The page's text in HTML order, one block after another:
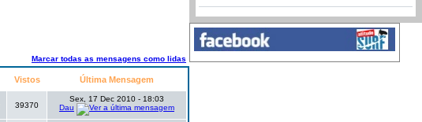
Marcar todas as mensagens como lidas
Vistos Última Mensagem
39370
Sex, 17 Dec 2010 - 18:03
Dau